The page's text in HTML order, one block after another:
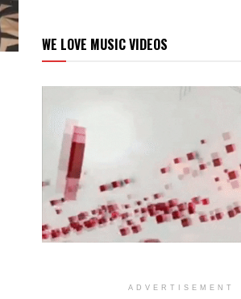
WE LOVE MUSIC VIDEOS
ADVERTISEMENT